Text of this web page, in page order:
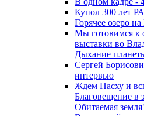
Купол 300 лет
Горячее озеро
Мы готовимся к
выставки во
Дыхание
Сергей
интервью
Ждем Пасху и
Благовещение в
Обитаемая